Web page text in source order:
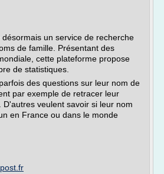
un service de recherche
de famille. Présentant des
cette plateforme propose
de statistiques.
des questions sur leur nom de
par exemple de retracer leur
veulent savoir si leur nom
en France ou dans le monde